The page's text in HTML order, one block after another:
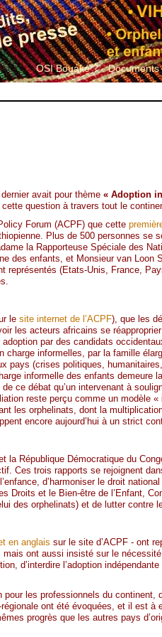
OSI Bouaké ?
avait pour thème « Adoption
question à travers tout le
Forum (ACPF) que cette
Plus de 500 personnes se
la Rapporteuse Spéciale des
des enfants, et Monsieur van Loon
représentés (Etats-Unis, France,
le site internet de l’ACPF), que les
les acteurs africains se
par des candidats
informelles, par la famille
pays (crises politiques,
informelle des enfants demeure
ce débat qu’un intervenant à
reste perçu comme un modèle
les orphelinats, dont la
encore aujourd’hui à un strict
la République Démocratique du
Ces trois rapports se rejoignent
d’harmoniser le droit
Droits et le Bien-être de l’Enfant,
des orphelinats) et de lutter contre
en anglais sur le site d’ACPF - ont
mais ont aussi insisté sur le
d’interdire l’adoption
les professionnels du continent,
ont été évoquées, et il est à
progrès que les autres pays